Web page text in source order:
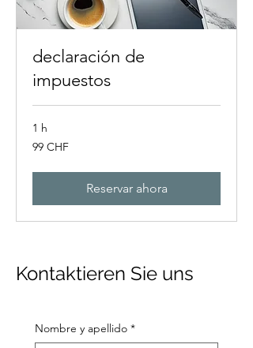
declaración de
impuestos
1 h
99
francos
99 CHF
Reservar ahora
Kontaktieren Sie uns
Nombre y apellido *